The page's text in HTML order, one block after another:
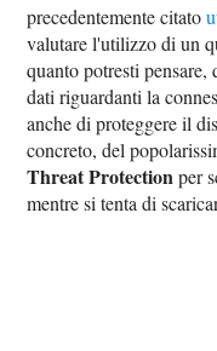
precedentemente citato
valutare l'utilizzo di un
quanto potresti
dati riguardanti la
anche di proteggere il
concreto, del
Threat Protectionper
mentre si tenta di